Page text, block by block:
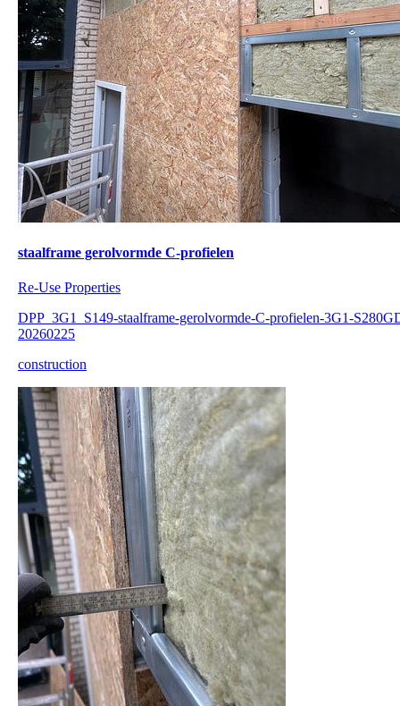
staalframe gerolvormde C-profielen
Re-Use Properties
DPP_3G1_S149-staalframe-gerolvormde-C-profielen-3G1-
20260225
construction